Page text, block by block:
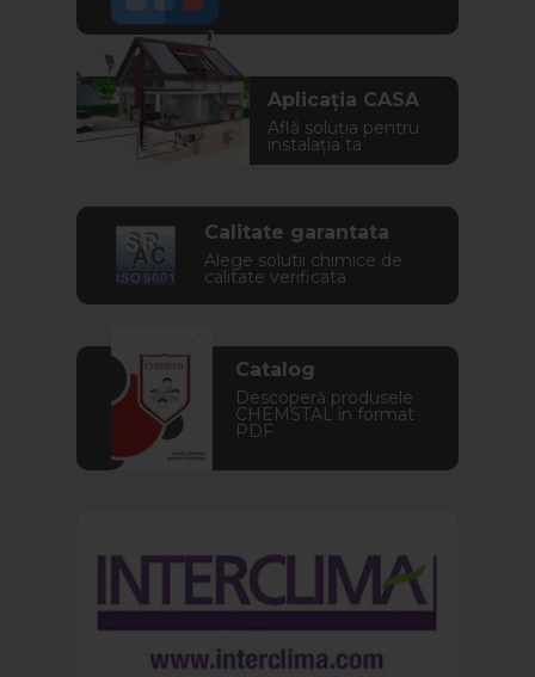
Aplicația CASA
Află soluția pentru
instalația ta
Calitate garantata
Alege solutii chimice de
calitate verificata
Catalog
Descoperă produsele
CHEMSTAL în format
PDF